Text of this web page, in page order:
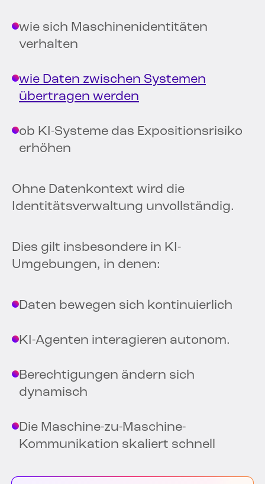
wie sich Maschinenidentitäten
verhalten
wie Daten zwischen Systemen
übertragen werden
ob KI-Systeme das Expositionsrisiko
erhöhen
Ohne Datenkontext wird die
Identitätsverwaltung unvollständig.
Dies gilt insbesondere in KI-
Umgebungen, in denen:
Daten bewegen sich kontinuierlich
KI-Agenten interagieren autonom.
Berechtigungen ändern sich
dynamisch
Die Maschine-zu-Maschine-
Kommunikation skaliert schnell